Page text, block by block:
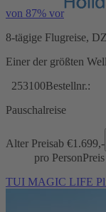
von 87% vor
8-tägige Flugreise,
Einer der größten
253100Bestellnr.:
Pauschalreise
Alter Preisab €1.699,-
pro Person
TUI MAGIC LIFE